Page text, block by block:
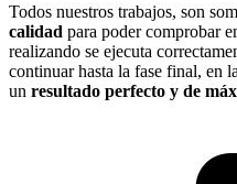
Todos nuestros trabajos, son
calidad para poder comprobar
realizando se ejecuta
continuar hasta la fase final, en
un resultado perfecto y de